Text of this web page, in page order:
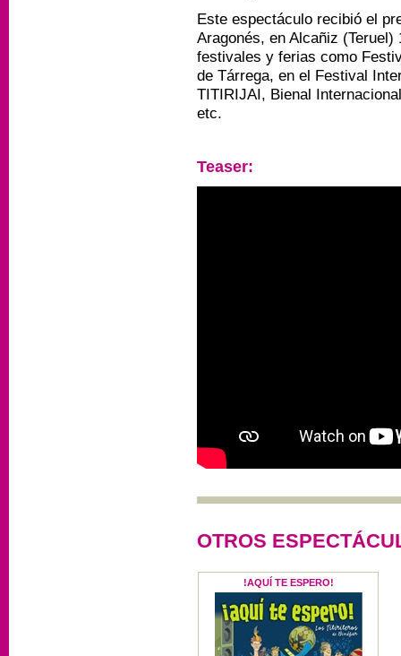
Este espectáculo recibió el
Aragonés, en Alcañiz
festivales y ferias como
de Tárrega, en el Festival
TITIRIJAI, Bienal
etc.
Teaser:
OTROS
!AQUÍ TE ESPERO!